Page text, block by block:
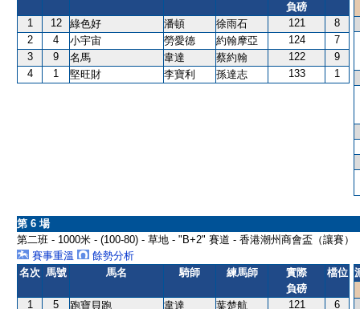
負磅
1 12 綠色好 潘頓 徐雨石 121
8
2
4 小宇宙 勞愛德 約翰摩亞 124
7
3
9 名馬 韋達 蔡約翰 122
9
4
1 堅旺財 李寶利 孫達志 133 1
第 6 場
第二班 - 1000米 - (100-80) - 草地 - "B+2" 賽道 - 香港潮州商會盃（讓賽）
賽事重溫
餘勢分析
名次 馬號 馬名 騎師 練馬師
實際
負磅
檔位
1 5 跑寶貝跑 韋達 葉楚航 121
6